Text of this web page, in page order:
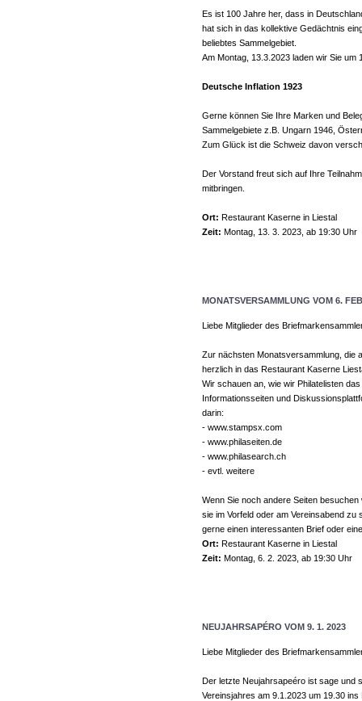
Es ist 100 Jahre her, dass in
hat sich in das kollektive Gedächtnis
beliebtes Sammelgebiet.
Am Montag, 13.3.2023 laden wir Sie
Deutsche Inflation 1923
Gerne können Sie Ihre Marken und
Sammelgebiete z.B. Ungarn 1946,
Zum Glück ist die Schweiz davon
Der Vorstand freut sich auf Ihre
mitbringen.
Ort: Restaurant Kaserne in Liestal
Zeit: Montag, 13. 3. 2023, ab 19:30 Uhr
MONATSVERSAMMLUNG VOM 6.
Liebe Mitglieder des
Zur nächsten Monatsversammlung, die
herzlich in das Restaurant Kaserne
Wir schauen an, wie wir Philatelisten
Informationsseiten und
darin:
- www.stampsx.com
- www.philaseiten.de
- www.philasearch.ch
- evtl. weitere
Wenn Sie noch andere Seiten
sie im Vorfeld oder am Vereinsabend
gerne einen interessanten Brief oder
Ort: Restaurant Kaserne in Liestal
Zeit: Montag, 6. 2. 2023, ab 19:30 Uhr
NEUJAHRSAPÉRO VOM 9. 1. 2023
Liebe Mitglieder des
Der letzte Neujahrsapeéro ist sage und
Vereinsjahres am 9.1.2023 um 19.30